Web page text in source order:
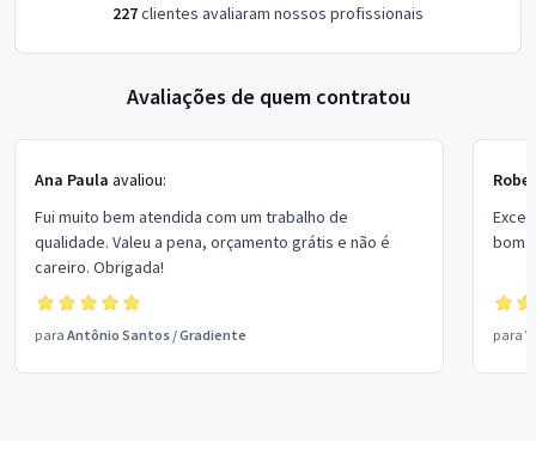
227clientes avaliaram nossos profissionais
Avaliações de quem contratou
Ana Paula avaliou:
Fui muito bem atendida com um trabalho de
qualidade. Valeu a pena, orçamento grátis e não é
careiro. Obrigada!
para Antônio Santos /Gradiente
bom
para